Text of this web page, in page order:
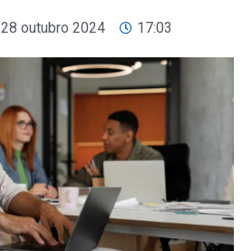
28 outubro 2024 17:03